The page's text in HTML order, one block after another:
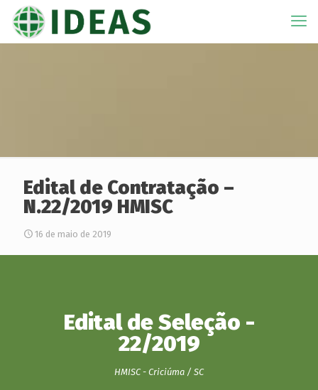
Edital de Contratação –
N.22/2019 HMISC
16 de maio de 2019
Edital de Seleção -
22/2019
HMISC - Criciúma / SC